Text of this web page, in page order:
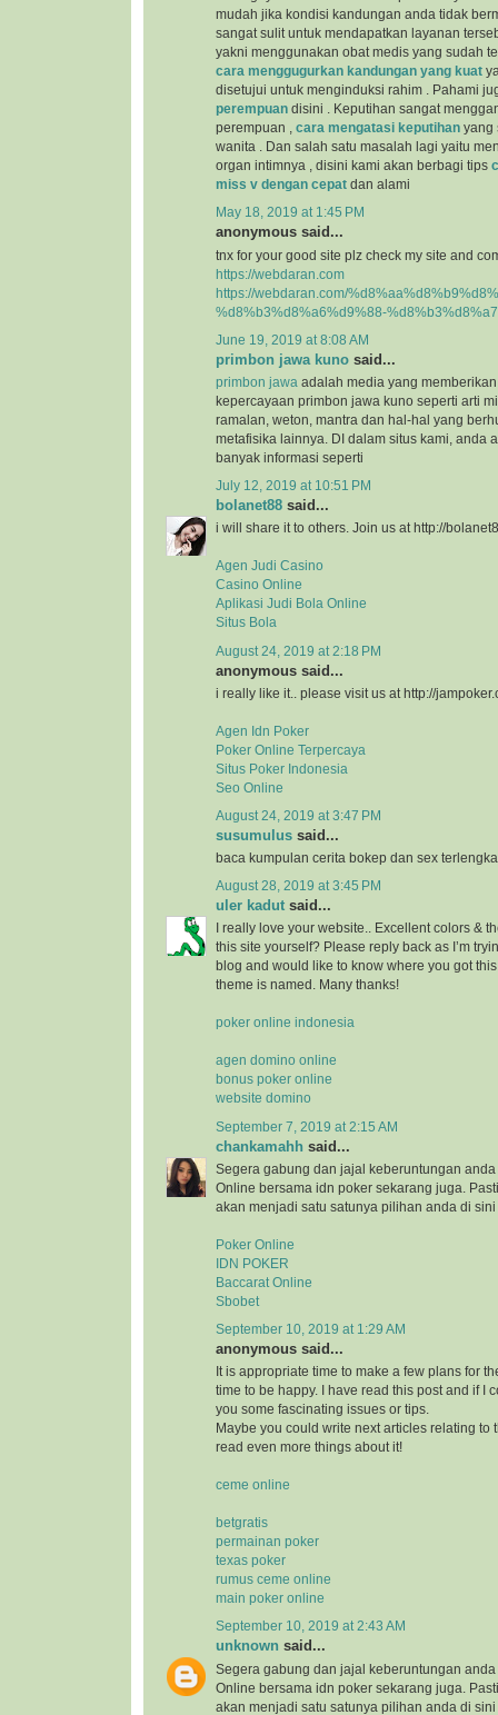
mudah jika kondisi kandungan anda tidak
sangat sulit untuk mendapatkan layanan
yakni menggunakan obat medis yang sudah
cara menggugurkan kandungan yang kuat
disetujui untuk menginduksi rahim . Pahami
perempuan disini . Keputihan sangat
perempuan , cara mengatasi keputihan yang
wanita . Dan salah satu masalah lagi yaitu
organ intimnya , disini kami akan berbagi tips
miss v dengan cepat dan alami
May 18, 2019 at 1:45 PM
anonymous said...
tnx for your good site plz check my site and
https://webdaran.com
https://webdaran.com/
%d8%b3%d8%a6%d9%88-
June 19, 2019 at 8:08 AM
primbon jawa kuno said...
primbon jawa adalah media yang
kepercayaan primbon jawa kuno seperti arti
ramalan, weton, mantra dan hal-hal yang
metafisika lainnya. DI dalam situs kami, anda
banyak informasi seperti
July 12, 2019 at 10:51 PM
bolanet88 said...
i will share it to others. Join us at http://
Agen Judi Casino
Casino Online
Aplikasi Judi Bola Online
Situs Bola
August 24, 2019 at 2:18 PM
anonymous said...
i really like it.. please visit us at http://
Agen Idn Poker
Poker Online Terpercaya
Situs Poker Indonesia
Seo Online
August 24, 2019 at 3:47 PM
susumulus said...
baca kumpulan cerita bokep dan sex
August 28, 2019 at 3:45 PM
uler kadut said...
I really love your website.. Excellent colors &
this site yourself? Please reply back as I’m
blog and would like to know where you got
theme is named. Many thanks!
poker online indonesia
agen domino online
bonus poker online
website domino
September 7, 2019 at 2:15 AM
chankamahh said...
Segera gabung dan jajal keberuntungan
Online bersama idn poker sekarang juga.
akan menjadi satu satunya pilihan anda di sini
Poker Online
IDN POKER
Baccarat Online
Sbobet
September 10, 2019 at 1:29 AM
anonymous said...
It is appropriate time to make a few plans for
time to be happy. I have read this post and if I
you some fascinating issues or tips.
Maybe you could write next articles relating to
read even more things about it!
ceme online
betgratis
permainan poker
texas poker
rumus ceme online
main poker online
September 10, 2019 at 2:43 AM
unknown said...
Segera gabung dan jajal keberuntungan
Online bersama idn poker sekarang juga.
akan menjadi satu satunya pilihan anda di sini